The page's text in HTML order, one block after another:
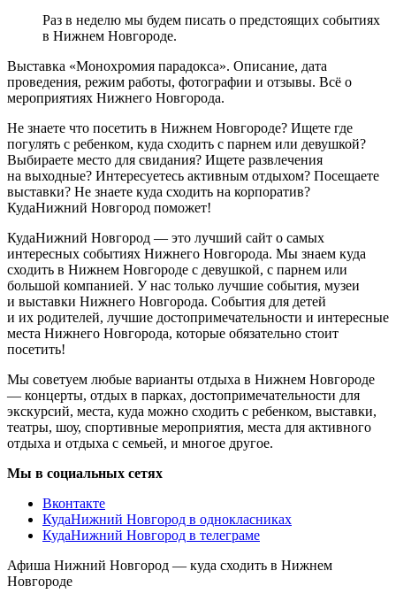
Раз в неделю мы будем писать о предстоящих событиях
в Нижнем Новгороде.
Выставка «Монохромия парадокса». Описание, дата
проведения, режим работы, фотографии и отзывы. Всё о
мероприятиях Нижнего Новгорода.
Не знаете что посетить в Нижнем Новгороде? Ищете где
погулять с ребенком, куда сходить с парнем или девушкой?
Выбираете место для свидания? Ищете развлечения
на выходные? Интересуетесь активным отдыхом? Посещаете
выставки? Не знаете куда сходить на корпоратив?
КудаНижний Новгород поможет!
КудаНижний Новгород — это лучший сайт о самых
интересных событиях Нижнего Новгорода. Мы знаем куда
сходить в Нижнем Новгороде с девушкой, с парнем или
большой компанией. У нас только лучшие события, музеи
и выставки Нижнего Новгорода. События для детей
и их родителей, лучшие достопримечательности и интересные
места Нижнего Новгорода, которые обязательно стоит
посетить!
Мы советуем любые варианты отдыха в Нижнем Новгороде
— концерты, отдых в парках, достопримечательности для
экскурсий, места, куда можно сходить с ребенком, выставки,
театры, шоу, спортивные мероприятия, места для активного
отдыха и отдыха с семьей, и многое другое.
Мы в социальных сетях
Вконтакте
КудаНижний Новгород в однокласниках
КудаНижний Новгород в телеграме
Афиша Нижний Новгород — куда сходить в Нижнем
Новгороде